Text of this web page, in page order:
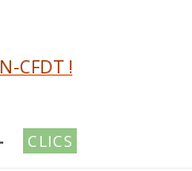
CFDT !
Post
category:
CLICS